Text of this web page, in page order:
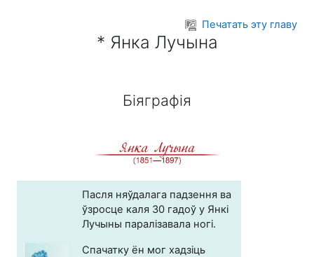
Печатать эту главу
* Янка Лучына
Біяграфія
Пасля няўдалага падзення ва
ўзросце каля 30 гадоў у Янкі
Лучыны паралізавала ногі.
Спачатку ён мог хадзіць